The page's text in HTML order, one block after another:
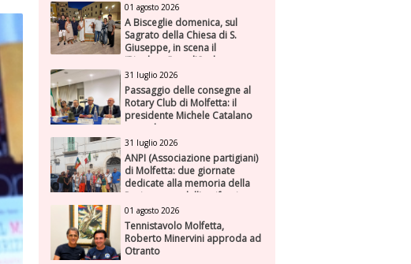
01 agosto 2026
A Bisceglie domenica, sul
Sagrato della Chiesa di S.
Giuseppe, in scena il
“Rigoletto” con l’Orchestra
Sinfonica Federiciana
31 luglio 2026
Passaggio delle consegne al
Rotary Club di Molfetta: il
presidente Michele Catalano
succede a se stesso
31 luglio 2026
ANPI (Associazione partigiani)
di Molfetta: due giornate
dedicate alla memoria della
Resistenza e dell'antifascismo
01 agosto 2026
Tennistavolo Molfetta,
Roberto Minervini approda ad
Otranto